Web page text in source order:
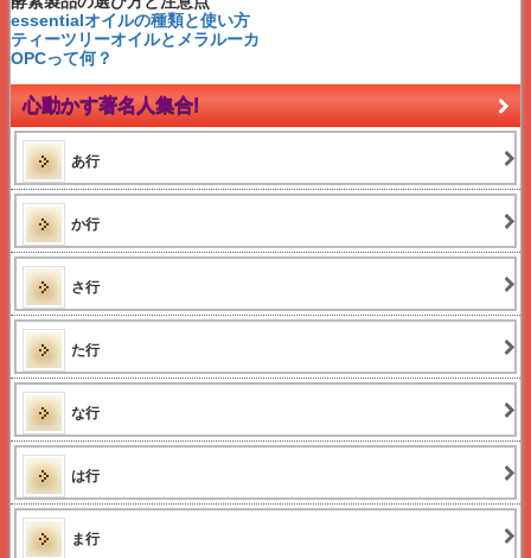
スカイプって何？
健康寿命
権利収入
老後破産
遺伝子検査
酵素の働きと酵素製品
酵素製品の選び方と注意点
光視症
網膜裂孔 網膜円孔
網膜剥離の症状・治療など
飛蚊症の危険信号とは？
メンターとは？
セオリーとは？
アフィリエイトとは？
アフィリエイター
essentialオイルの種類
essentialオイルとは？
アロマオイルとは？
富裕層とは？
渡り鳥とは？
アクセスマーケティング
OPCって何？
ティーツリーオイルとメラルーカ
マイナンバーとは
マイコード遺伝子検査とは？
岸見一郎
アドラー
アドラー 名言集
2015MLMランキング売上高
essentialオイルの種類と使い方
ティーツリーオイルとメラルーカ
OPCって何？
心動かす著名人集合!
あ行
か行
さ行
た行
な行
は行
ま行